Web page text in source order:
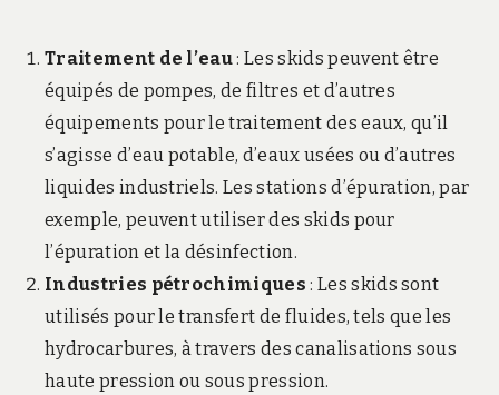
Traitement de l’eau: Les skids peuvent être
équipés de pompes, de filtres et d’autres
équipements pour le traitement des eaux, qu’il
s’agisse d’eau potable, d’eaux usées ou d’autres
liquides industriels. Les stations d’épuration, par
exemple, peuvent utiliser des skids pour
l’épuration et la désinfection.
Industries pétrochimiques : Les skids sont
utilisés pour le transfert de fluides, tels que les
hydrocarbures, à travers des canalisations sous
haute pression ou sous pression.